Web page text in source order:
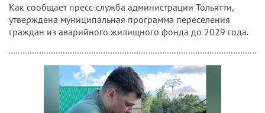
Как сообщает пресс-служба администрации Тольятти,
утверждена муниципальная программа переселения
граждан из аварийного жилищного фонда до 2029 года.